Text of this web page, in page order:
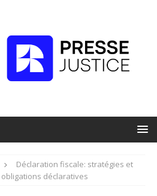
Déclaration fiscale: stratégies et
déclaratives